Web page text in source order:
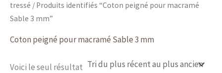
tressé / Produits identifiés “Coton peigné pour macramé
Sable 3 mm”
Coton peigné pour macramé Sable 3 mm
Voici le seul résultat